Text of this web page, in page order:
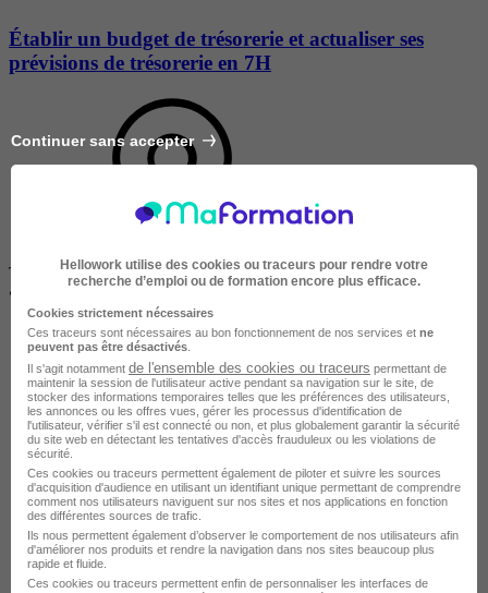
Établir un budget de trésorerie et actualiser ses
prévisions de trésorerie en 7H
TOULOUSE
•
À distance / En entreprise
Continuer sans accepter
Hellowork utilise des cookies ou traceurs pour rendre votre
recherche d’emploi ou de formation encore plus efficace.
Cookies strictement nécessaires
Ces traceurs sont nécessaires au bon fonctionnement de nos services et ne
peuvent pas être désactivés
Il s'agit notamment de l'ensemble des cookies ou traceurs permettant de
maintenir la session de l'utilisateur active pendant sa navigation sur le site, de
stocker des informations temporaires telles que les préférences des utilisateurs,
les annonces ou les offres vues, gérer les processus d'identification de
l'utilisateur, vérifier s'il est connecté ou non, et plus globalement garantir la sécurité
du site web en détectant les tentatives d'accès frauduleux ou les violations de
sécurité.
Ces cookies ou traceurs permettent également de piloter et suivre les sources
d'acquisition d'audience en utilisant un identifiant unique permettant de comprendre
comment nos utilisateurs naviguent sur nos sites et nos applications en fonction
des différentes sources de trafic.
Ils nous permettent également d’observer le comportement de nos utilisateurs afin
d'améliorer nos produits et rendre la navigation dans nos sites beaucoup plus
rapide et fluide.
Ces cookies ou traceurs permettent enfin de personnaliser les interfaces de